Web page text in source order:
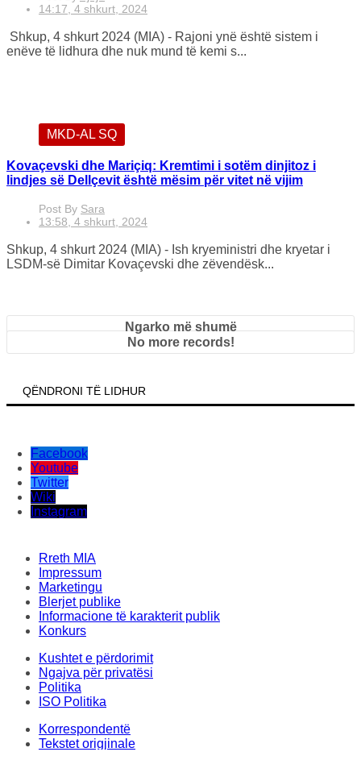
14:17, 4 shkurt, 2024
Shkup, 4 shkurt 2024 (MIA) - Rajoni ynë është sistem i
enëve të lidhura dhe nuk mund të kemi s...
MKD-AL SQ
Kovaçevski dhe Mariçiq: Kremtimi i sotëm dinjitoz i
Post By Sara
Shkup, 4 shkurt 2024 (MIA) - Ish kryeministri dhe kryetar i
Ngarko më shumë
No more records!
QËNDRONI TË LIDHUR
Facebook
Youtube
Twitter
Wiki
Rreth MIA
Impressum
Marketingu
Blerjet publike
Informacione të karakterit publik
Kushtet e përdorimit
Ngajva për privatësi
Politika
Korrespondentë